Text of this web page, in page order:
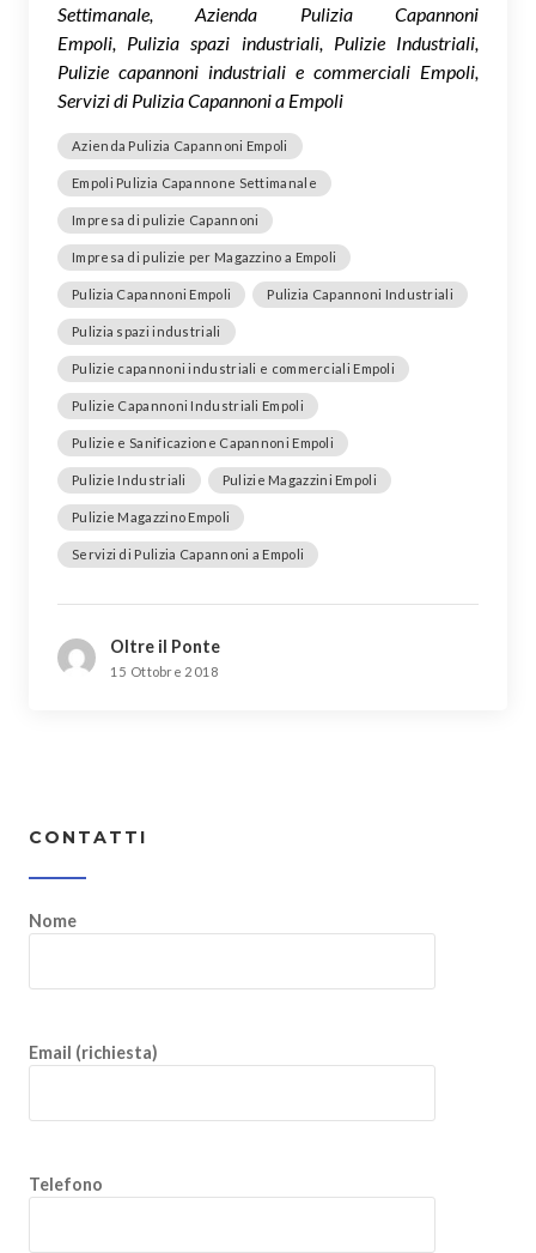
Settimanale, Azienda Pulizia Capannoni
Empoli, Pulizia spazi industriali, Pulizie Industriali,
Pulizie capannoni industriali e commerciali Empoli,
Servizi di Pulizia Capannoni a Empoli
Azienda Pulizia Capannoni Empoli
Empoli Pulizia Capannone Settimanale
Impresa di pulizie Capannoni
Impresa di pulizie per Magazzino a Empoli
Pulizia Capannoni Empoli Pulizia Capannoni Industriali
Pulizia spazi industriali
Pulizie capannoni industriali e commerciali Empoli
Pulizie Capannoni Industriali Empoli
Pulizie e Sanificazione Capannoni Empoli
Pulizie Industriali Pulizie Magazzini Empoli
Pulizie Magazzino Empoli
Servizi di Pulizia Capannoni a Empoli
Oltre il Ponte
15 Ottobre 2018
CONTATTI
Nome
Email (richiesta)
Telefono